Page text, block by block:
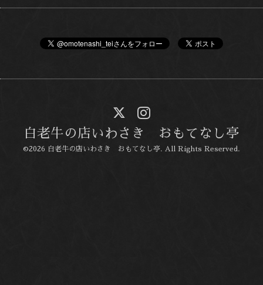
白老牛の店いわさき おもてなし亭
©2026 白老牛の店いわさき おもてなし亭. All Rights Reserved.